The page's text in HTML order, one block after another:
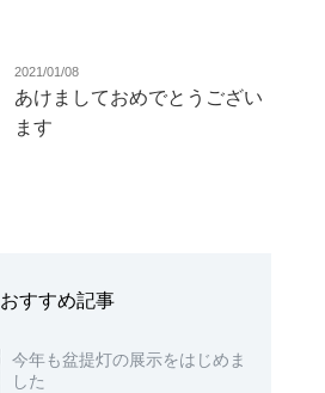
2021/01/08
あけましておめでとうござい
ます
おすすめ記事
今年も盆提灯の展示をはじめま
した